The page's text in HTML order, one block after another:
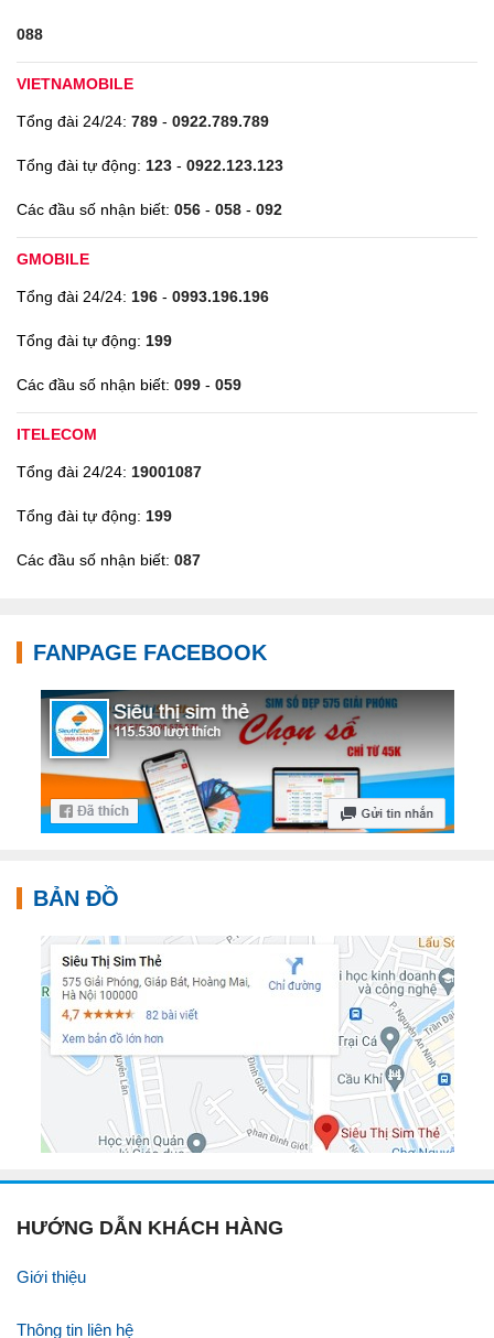
088
VIETNAMOBILE
Tổng đài 24/24: 789 - 0922.789.789
Tổng đài tự động: 123 - 0922.123.123
Các đầu số nhận biết: 056 - 058 - 092
GMOBILE
Tổng đài 24/24: 196 - 0993.196.196
Tổng đài tự động: 199
Các đầu số nhận biết: 099 - 059
ITELECOM
Tổng đài 24/24: 19001087
Tổng đài tự động: 199
Các đầu số nhận biết: 087
FANPAGE FACEBOOK
BẢN ĐỒ
HƯỚNG DẪN KHÁCH HÀNG
Giới thiệu
Thông tin liên hệ